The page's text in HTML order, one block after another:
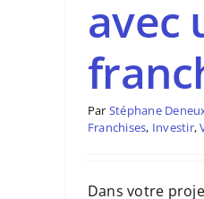
avec
Par Stéphane
Franchises, Investir,
Dans votre